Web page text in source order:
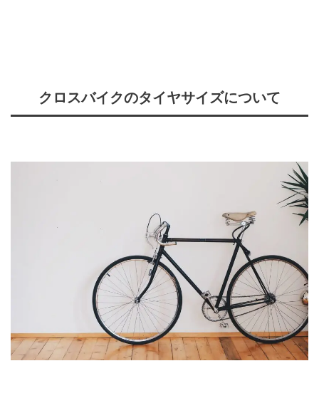
クロスバイクのタイヤサイズについて